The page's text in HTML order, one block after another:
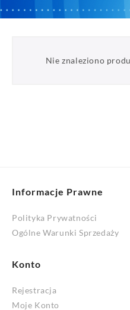
Nie znaleziono
Informacje Prawne
Polityka Prywatności
Ogólne Warunki Sprzedaży
Konto
Rejestracja
Moje Konto